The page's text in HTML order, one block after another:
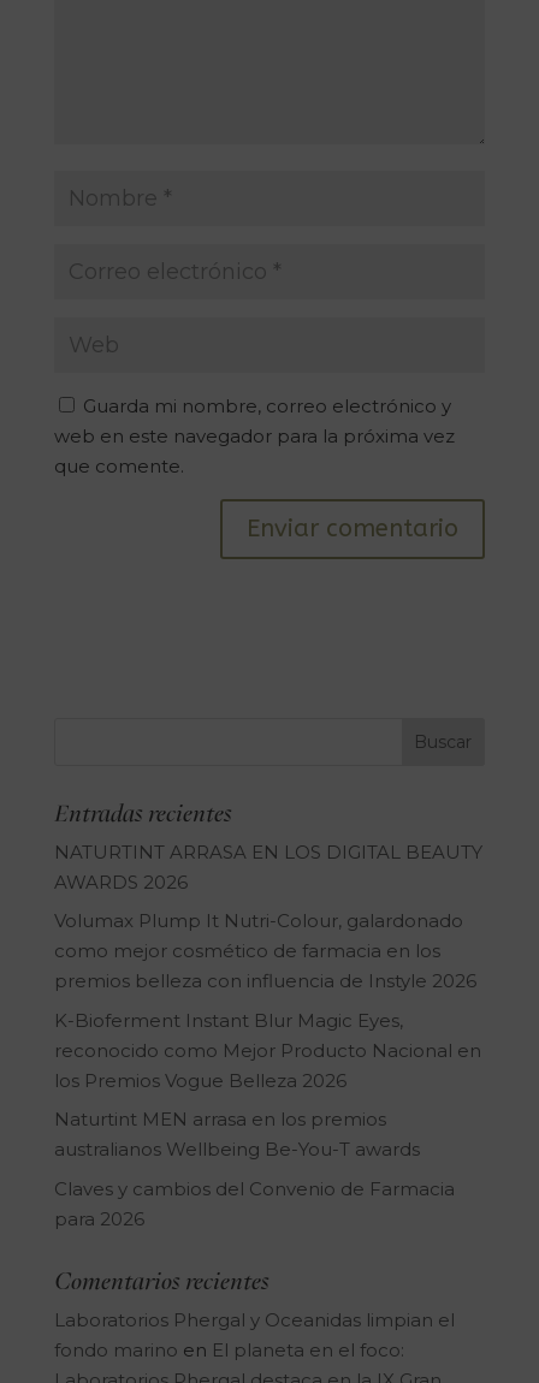
Guarda mi nombre, correo electrónico y
web en este navegador para la próxima vez
que comente.
Entradas recientes
NATURTINT ARRASA EN LOS DIGITAL BEAUTY
AWARDS 2026
Volumax Plump It Nutri-Colour, galardonado
como mejor cosmético de farmacia en los
premios belleza con influencia de Instyle 2026
K-Bioferment Instant Blur Magic Eyes,
reconocido como Mejor Producto Nacional en
los Premios Vogue Belleza 2026
Naturtint MEN arrasa en los premios
australianos Wellbeing Be-You-T awards
Claves y cambios del Convenio de Farmacia
para 2026
Comentarios recientes
Laboratorios Phergal y Oceanidas limpian el
fondo marino en El planeta en el foco: